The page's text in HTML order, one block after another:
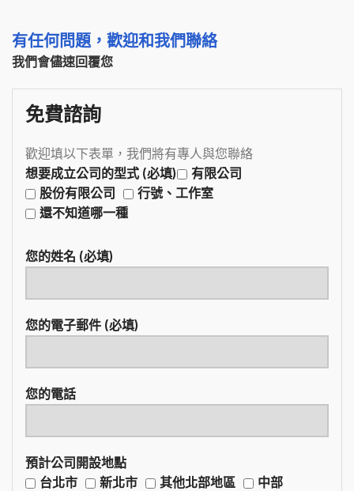
有任何問題，歡迎和我們聯絡
我們會儘速回覆您
免費諮詢
歡迎填以下表單，我們將有專人與您聯絡
想要成立公司的型式 (必填)
有限公司
股份有限公司
行號、工作室
還不知道哪一種
您的姓名 (必填)
您的電子郵件 (必填)
您的電話
預計公司開設地點
台北市
新北市 其他北部地區
中部